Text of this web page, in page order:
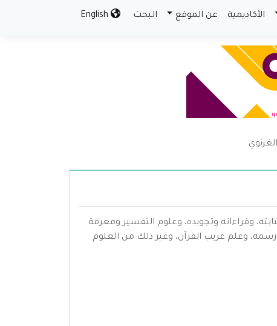
الأكاديمية عن الموقع البحث
وقراءاته وتجويده، وعلوم التفسير ومعرفة
وعلم غريب القرآن، وغير ذلك من العلوم